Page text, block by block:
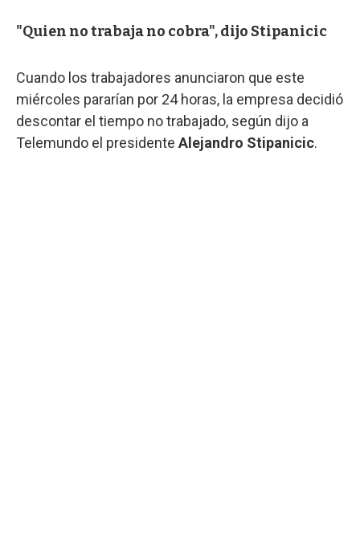
"Quien no trabaja no cobra", dijo Stipanicic
Cuando los trabajadores anunciaron que este
miércoles pararían por 24 horas, la empresa decidió
descontar el tiempo no trabajado, según dijo a
Telemundo el presidente Alejandro Stipanicic.